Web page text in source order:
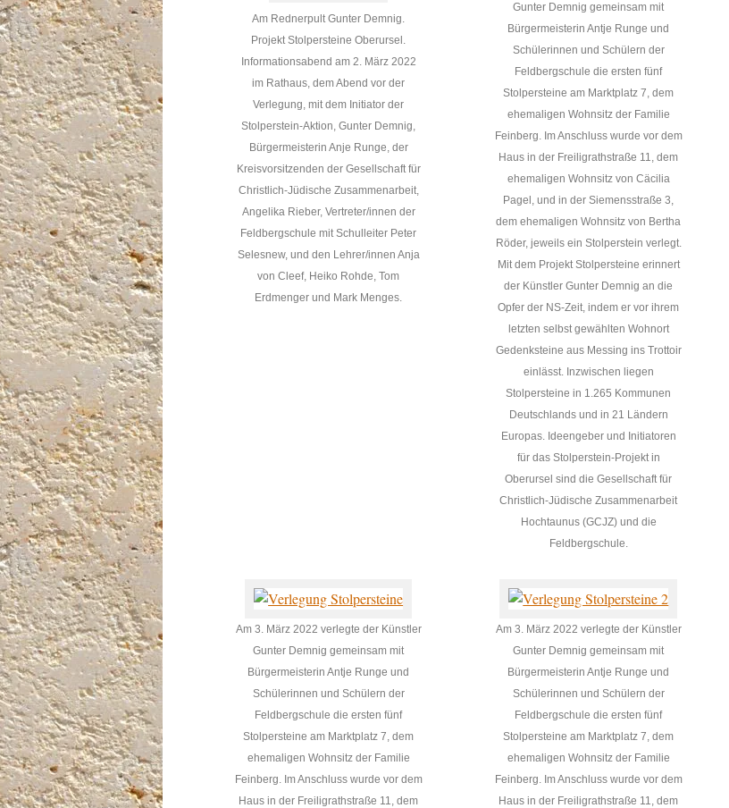
Am Rednerpult Gunter Demnig.
Projekt Stolpersteine Oberursel.
Informationsabend am 2. März 2022
im Rathaus, dem Abend vor der
Verlegung, mit dem Initiator der
Stolperstein-Aktion, Gunter Demnig,
Bürgermeisterin Anje Runge, der
Kreisvorsitzenden der Gesellschaft für
Christlich-Jüdische Zusammenarbeit,
Angelika Rieber, Vertreter/innen der
Feldbergschule mit Schulleiter Peter
Selesnew, und den Lehrer/innen Anja
von Cleef, Heiko Rohde, Tom
Erdmenger und Mark Menges.
Gunter Demnig gemeinsam mit
Bürgermeisterin Antje Runge und
Schülerinnen und Schülern der
Feldbergschule die ersten fünf
Stolpersteine am Marktplatz 7, dem
ehemaligen Wohnsitz der Familie
Feinberg. Im Anschluss wurde vor dem
Haus in der Freiligrathstraße 11, dem
ehemaligen Wohnsitz von Cäcilia
Pagel, und in der Siemensstraße 3,
dem ehemaligen Wohnsitz von Bertha
Röder, jeweils ein Stolperstein verlegt.
Mit dem Projekt Stolpersteine erinnert
der Künstler Gunter Demnig an die
Opfer der NS-Zeit, indem er vor ihrem
letzten selbst gewählten Wohnort
Gedenksteine aus Messing ins Trottoir
einlässt. Inzwischen liegen
Stolpersteine in 1.265 Kommunen
Deutschlands und in 21 Ländern
Europas. Ideengeber und Initiatoren
für das Stolperstein-Projekt in
Oberursel sind die Gesellschaft für
Christlich-Jüdische Zusammenarbeit
Hochtaunus (GCJZ) und die
Feldbergschule.
Am 3. März 2022 verlegte der Künstler
Gunter Demnig gemeinsam mit
Bürgermeisterin Antje Runge und
Schülerinnen und Schülern der
Feldbergschule die ersten fünf
Stolpersteine am Marktplatz 7, dem
ehemaligen Wohnsitz der Familie
Feinberg. Im Anschluss wurde vor dem
Haus in der Freiligrathstraße 11, dem
Am 3. März 2022 verlegte der Künstler
Gunter Demnig gemeinsam mit
Bürgermeisterin Antje Runge und
Schülerinnen und Schülern der
Feldbergschule die ersten fünf
Stolpersteine am Marktplatz 7, dem
ehemaligen Wohnsitz der Familie
Feinberg. Im Anschluss wurde vor dem
Haus in der Freiligrathstraße 11, dem